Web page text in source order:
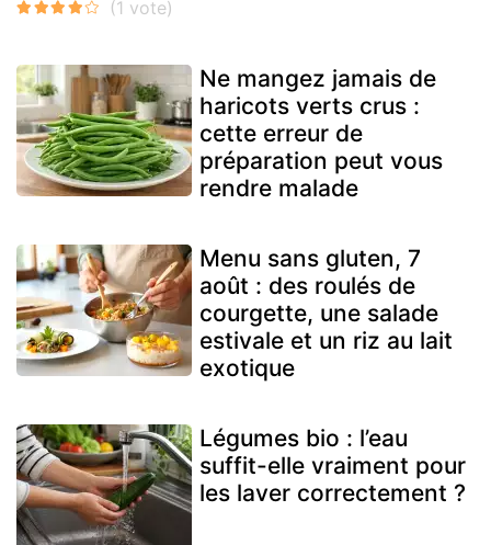
Ne mangez jamais de
haricots verts crus :
cette erreur de
préparation peut vous
rendre malade
Menu sans gluten, 7
août : des roulés de
courgette, une salade
estivale et un riz au lait
exotique
Légumes bio : l’eau
suffit-elle vraiment pour
les laver correctement ?